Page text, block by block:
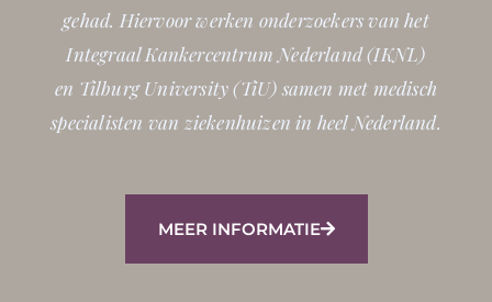
gehad. Hiervoor werken onderzoekers van het
Integraal Kankercentrum Nederland (IKNL)
en Tilburg University (TiU) samen met medisch
specialisten van ziekenhuizen in heel Nederland.
MEER INFORMATIE